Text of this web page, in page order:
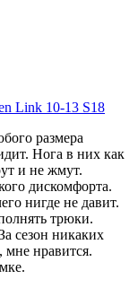
Link 10-13 S18
размера
Нога в них как
и не жмут.
дискомфорта.
нигде не давит.
трюки.
сезон никаких
мне нравится.